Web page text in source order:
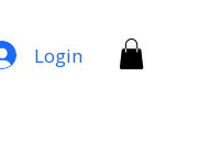
Login